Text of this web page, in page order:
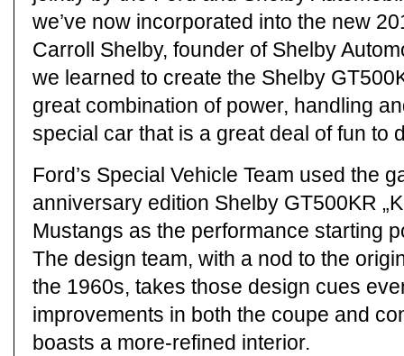
we’ve now incorporated into the new
Carroll Shelby, founder of Shelby
we learned to create the Shelby
great combination of power, handling
special car that is a great deal of fun to
Ford’s Special Vehicle Team used the
anniversary edition Shelby GT500KR
Mustangs as the performance starting
The design team, with a nod to the
the 1960s, takes those design cues
improvements in both the coupe and
boasts a more-refined interior.